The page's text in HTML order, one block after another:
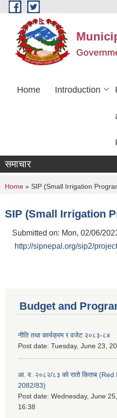
Skip to main content
Home Introduction
समाचार
You are here
Home » SIP (Small Irrigation
SIP (Small Irrigation
Submitted on: Mon, 02/06/
http://sipnepal.org/sip2/
Budget and
नीति तथा कार्यक्रम र वजेट २०८३-८४
Post date: Tuesday, June 23,
आ. व. २०८२/८३ को रातो किताब (Red
2082/83)
Post date: Wednesday, June
16:38